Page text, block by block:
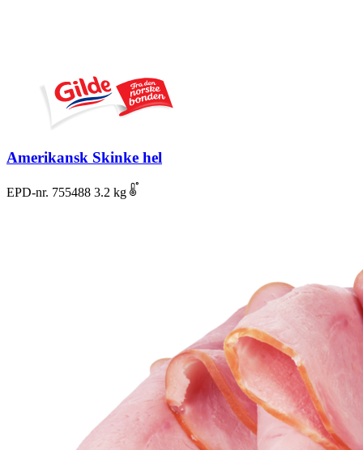
Amerikansk Skinke hel
EPD-nr. 755488 3.2 kg